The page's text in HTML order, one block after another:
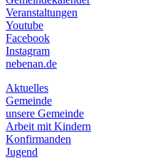
sub
menu
Veranstaltungen
Youtube
Facebook
Instagram
nebenan.de
Aktuelles
Gemeinde
unsere Gemeinde
Arbeit mit Kindern
Konfirmanden
Jugend